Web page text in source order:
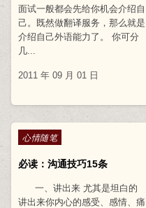
面试一般都会先给你机会介绍自
己。既然做翻译服务，那么就是
介绍自己外语能力了。 你可分
几...
2011 年 09 月 01 日
Posted in
心情随笔
必读：沟通技巧15条
一、讲出来 尤其是坦白的
讲出来你内心的感受、感情、痛